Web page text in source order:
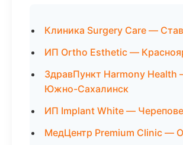
Клиника Surgery Care —
ИП Ortho Esthetic —
ЗдравПункт Harmony Health
Южно-Сахалинск
ИП Implant White —
МедЦентр Premium Clinic —